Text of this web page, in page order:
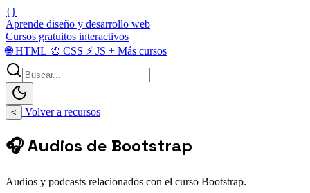
{}
Aprende diseño y desarrollo web
Cursos gratuitos interactivos
🌐HTML 🎨 CSS ⚡ JS + Más cursos
< Volver a recursos
🎧 Audios de Bootstrap
Audios y podcasts relacionados con el curso Bootstrap.